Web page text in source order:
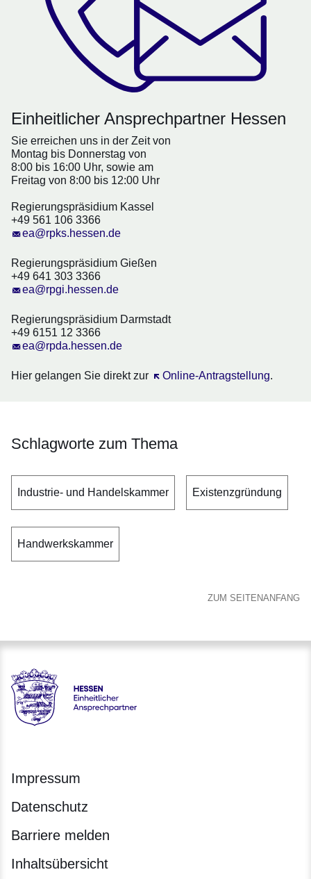
Einheitlicher Ansprechpartner Hessen
Sie erreichen uns in der Zeit von
Montag bis Donnerstag von
8:00 bis 16:00 Uhr, sowie am
Freitag von 8:00 bis 12:00 Uhr
Regierungspräsidium Kassel
+49 561 106 3366
ea@rpks.hessen.de
Regierungspräsidium Gießen
+49 641 303 3366
ea@rpgi.hessen.de
Regierungspräsidium Darmstadt
+49 6151 12 3366
ea@rpda.hessen.de
Hier gelangen Sie direkt zur Online-Antragstellung
Öffnet sich in einem neuen
.
Schlagworte zum Thema
Industrie- und Handelskammer Existenzgründung
Handwerkskammer
ZUM SEITENANFANG
Hessen - Einheitlicher Ansprechpartner Hessen
Impressum
Datenschutz
Barriere melden
Inhaltsübersicht